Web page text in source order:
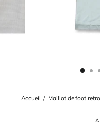
Accueil / Maillot de foot